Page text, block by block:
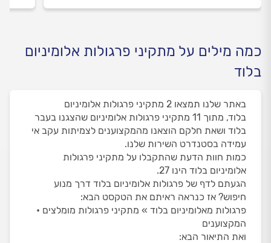
כמה מילים על מתקיני פרגולות אלומיניום
בלוד
באתר שלנו תמצאו 2 מתקיני פרגולות אלומיניום
בלוד, מתוך 11 מתקיני פרגולות אלומיניום שהצגנו בעבר
בלוד ושאת חלקם הוצאנו מהמקצוענים לצמיתות עקב אי
עמידה בסטנדרט השירות שלנו.
כמות חוות הדעת שהתקבלו על מתקיני פרגולות
אלומיניום בלוד הינו 27.
הגעתם לדף של פרגולות אלומיניום בלוד דרך מנוע
חיפוש? אז כנראה ראיתם את הטקסט הבא:
פרגולות מאלומיניום בלוד » מתקיני פרגולות מומלצים •
המקצוענים
ואת התיאור הבא: